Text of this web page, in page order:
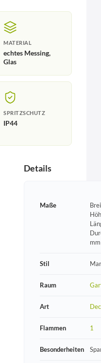
MATERIAL
echtes Messing,
Glas
SPRITZSCHUTZ
IP44
Details
Maße
mm
Stil
Raum
Art
Flammen 1
Besonderheiten